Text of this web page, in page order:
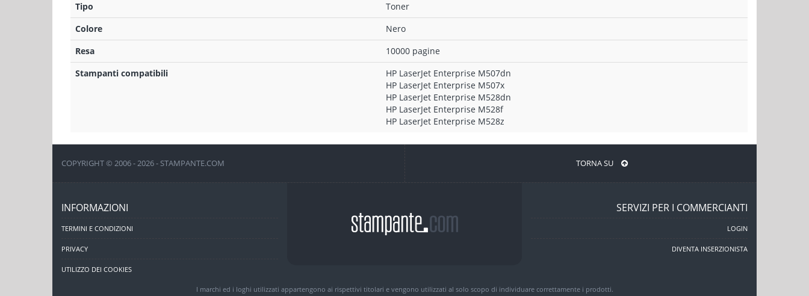
Tipo
Toner
Colore
Nero
Resa
10000 pagine
Stampanti compatibili
HP LaserJet Enterprise M507dn
HP LaserJet Enterprise M507x
HP LaserJet Enterprise M528dn
HP LaserJet Enterprise M528f
HP LaserJet Enterprise M528z
COPYRIGHT © 2006 - 2026 - STAMPANTE.COM TORNA SU
INFORMAZIONI
TERMINI E CONDIZIONI
PRIVACY
UTILIZZO DEI COOKIES
SERVIZI PER I COMMERCIANTI
LOGIN
DIVENTA INSERZIONISTA
I marchi ed i loghi utilizzati appartengono ai rispettivi titolari e vengono utilizzati al solo scopo di individuare correttamente i prodotti.